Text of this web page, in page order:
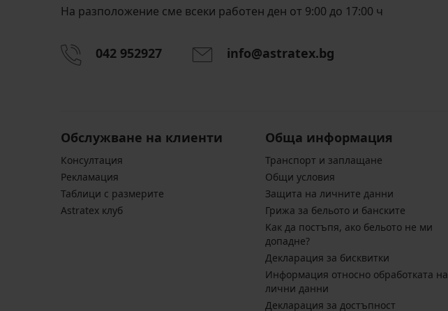
На разположение сме всеки работен ден от 9:00 до 17:00 ч
042 952927 info@astratex.bg
Обслужване на клиенти
Консултация
Pекламация
Таблици с размерите
Astratex клуб
Обща информация
Транспорт и заплащане
Общи условия
Защита на личните данни
Грижа за бельото и банските
Kак да постъпя, ако бельото не ми
допадне?
Декларация за бисквитки
Информация относно обработката на
лични данни
Декларация за достъпност